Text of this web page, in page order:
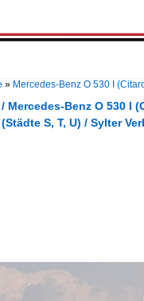
» Mercedes-Benz O 530 I
Mercedes-Benz O 530 I
S, T, U) / Sylter